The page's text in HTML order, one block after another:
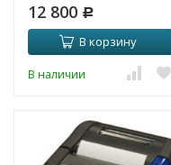
12 800 Р
В корзину
В наличии